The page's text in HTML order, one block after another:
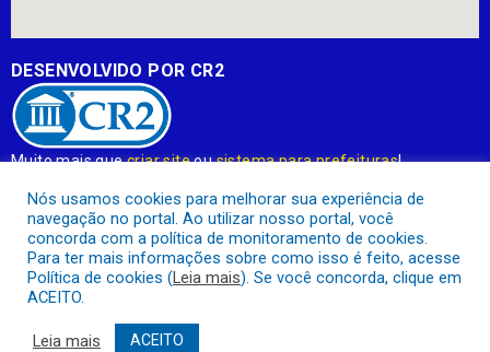
DESENVOLVIDO POR CR2
Muito mais quecriar siteousistema para prefeituras!
contrato que todas as exigências das leis de transparência
públicaserão atendidas.
Conheça oPNTPe o Radar da Transparência Pública
Nós usamos cookies para melhorar sua experiência de
navegação no portal. Ao utilizar nosso portal, você
concorda com a política de monitoramento de cookies.
Para ter mais informações sobre como isso é feito, acesse
Política de cookies (Leia mais). Se você concorda, clique em
ACEITO.
Leia mais ACEITO